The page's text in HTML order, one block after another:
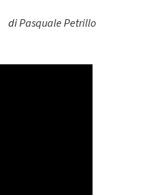
diPasquale Petrillo